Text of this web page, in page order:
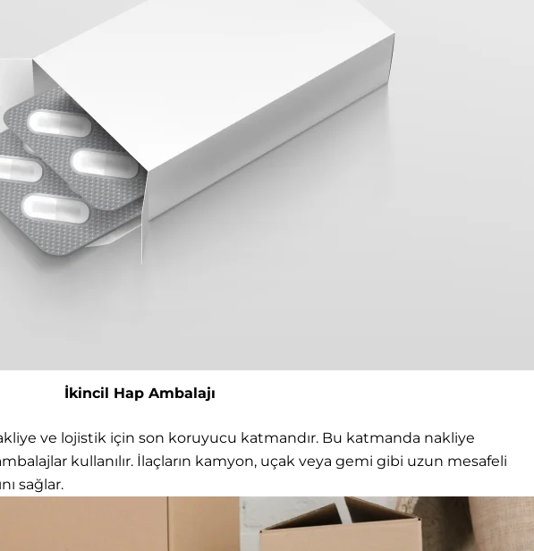
İkincil Hap Ambalajı
ve lojistik için son koruyucu katmandır. Bu katmanda nakliye
kullanılır. İlaçların kamyon, uçak veya gemi gibi uzun mesafeli
sağlar.